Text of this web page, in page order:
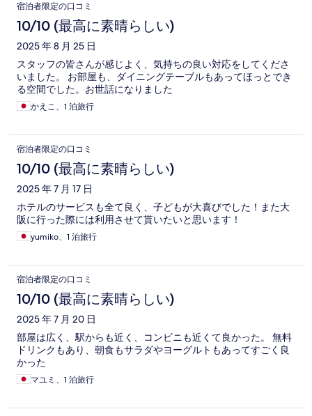
宿泊者限定の口コミ
10/10 (最高に素晴らしい)
2025 年 8 月 25 日
スタッフの皆さんが感じよく、気持ちの良い対応をしてくださ
いました。 お部屋も、ダイニングテーブルもあってほっとでき
る空間でした。お世話になりました
かえこ、1 泊旅行
宿泊者限定の口コミ
10/10 (最高に素晴らしい)
2025 年 7 月 17 日
ホテルのサービスも全て良く、子どもが大喜びでした！また大
阪に行った際には利用させて貰いたいと思います！
yumiko、1 泊旅行
宿泊者限定の口コミ
10/10 (最高に素晴らしい)
2025 年 7 月 20 日
部屋は広く、駅からも近く、コンビニも近くて良かった。 無料
ドリンクもあり、朝食もサラダやヨーグルトもあってすごく良
かった
マユミ、1 泊旅行